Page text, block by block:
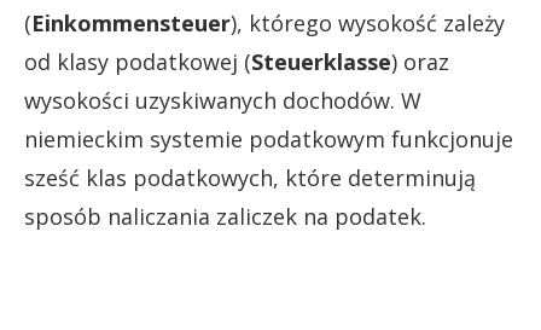
(Einkommensteuer), którego wysokość zależy
od klasy podatkowej (Steuerklasse) oraz
wysokości uzyskiwanych dochodów. W
niemieckim systemie podatkowym funkcjonuje
sześć klas podatkowych, które determinują
sposób naliczania zaliczek na podatek.